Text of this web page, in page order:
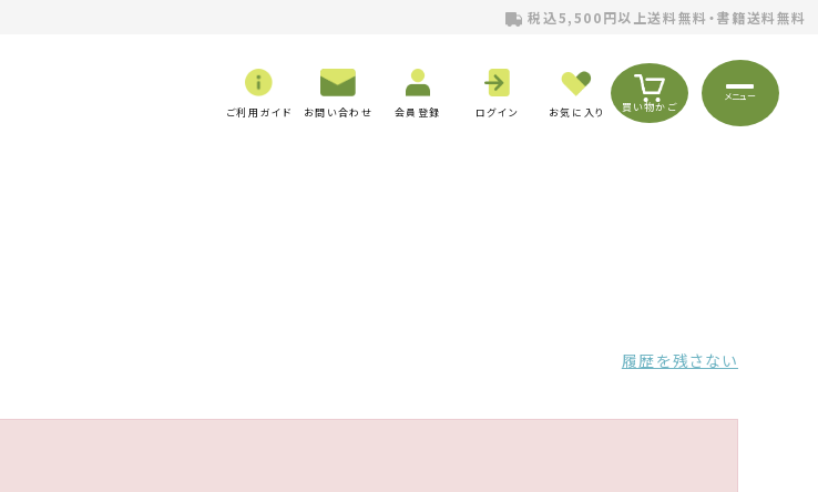
税込5,500円以上送料無料・書籍送料無料
ご利用ガイド お問い合わせ 会員登録 ログイン お気に入り 買い物かご
メニュー
履歴を残さない